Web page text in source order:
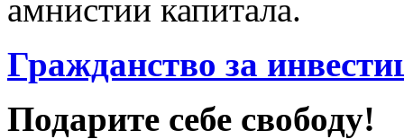
амнистии капитала.
Гражданство за
Подарите себе свободу!